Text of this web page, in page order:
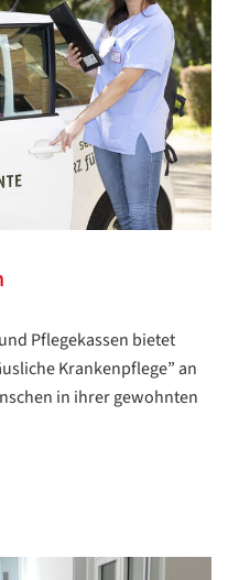
Pflegekassen bietet
Krankenpflege” an
in ihrer gewohnten